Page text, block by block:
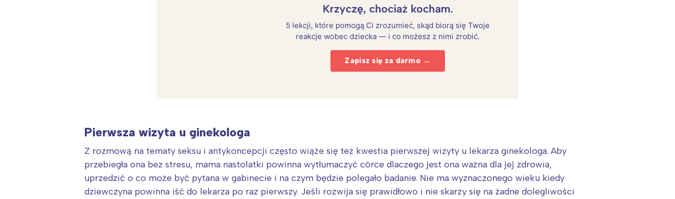
Krzyczę, chociaż kocham.
5 lekcji, które pomogą Ci zrozumieć, skąd biorą się Twoje
reakcje wobec dziecka — i co możesz z nimi zrobić.
Zapisz się za darmo →
Pierwsza wizyta u ginekologa
Z rozmową na tematy seksu i antykoncepcji często wiąże się też kwestia pierwszej wizyty u lekarza ginekologa. Aby
przebiegła ona bez stresu, mama nastolatki powinna wytłumaczyć córce dlaczego jest ona ważna dla jej zdrowia,
uprzedzić o co może być pytana w gabinecie i na czym będzie polegało badanie. Nie ma wyznaczonego wieku kiedy
dziewczyna powinna iść do lekarza po raz pierwszy. Jeśli rozwija się prawidłowo i nie skarży się na żadne dolegliwości